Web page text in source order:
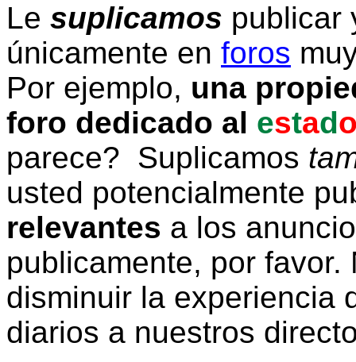
Le suplicamos publicar
únicamente en foros
Por ejemplo, una
foro dedicado al estad
parece? Suplicamos
usted potencialmente
relevantes a los
publicamente, por
disminuir la experiencia
diarios a nuestros